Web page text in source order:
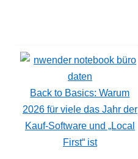
Back to Basics: Warum
2026 für viele das Jahr der
Kauf-Software und „Local
First“ ist